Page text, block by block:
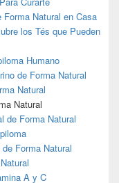
Forma Natural en Casa
los Tés que Pueden
Humano
de Forma Natural
Natural
Natural
de Forma Natural
Forma Natural
A y C